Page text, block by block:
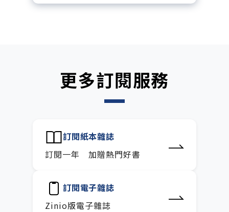
訂閱專屬電子報：國際、金融、科
更多訂閱服務
訂閱紙本雜誌
訂閱一年 加贈熱門好書
訂閱電子雜誌
Zinio版電子雜誌